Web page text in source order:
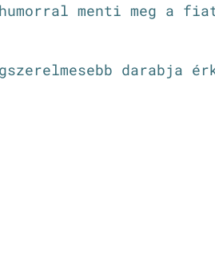
menti meg a
darabja